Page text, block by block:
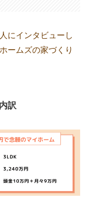
にインタビューし
ームズの家づくり
訳